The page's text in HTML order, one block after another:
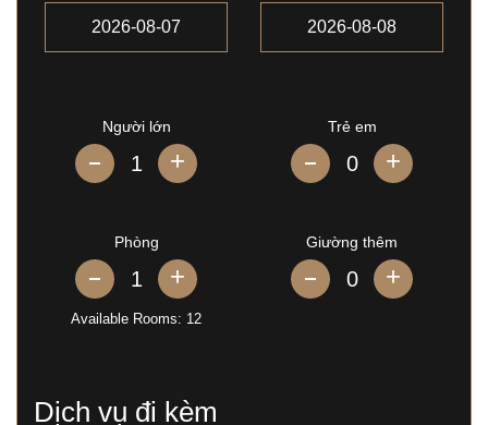
Người lớn
+
Trẻ em
+
Phòng
+
Available Rooms: 12
Giường thêm
+
Dịch vụ đi kèm